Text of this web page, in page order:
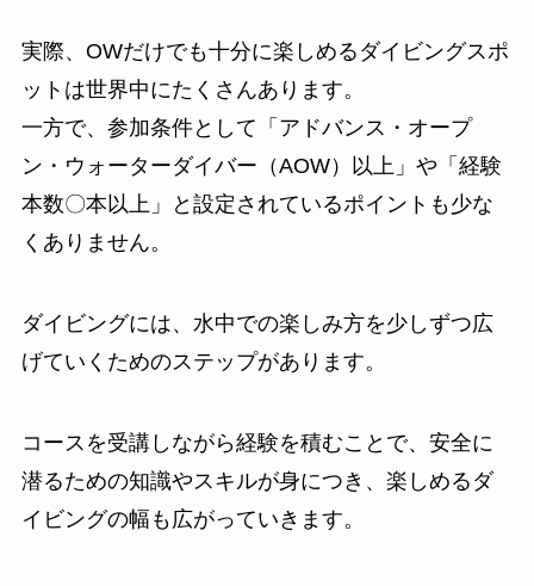
実際、OWだけでも十分に楽しめるダイビングスポ
ットは世界中にたくさんあります。
一方で、参加条件として「アドバンス・オープ
ン・ウォーターダイバー（AOW）以上」や「経験
本数〇本以上」と設定されているポイントも少な
くありません。
ダイビングには、水中での楽しみ方を少しずつ広
げていくためのステップがあります。
コースを受講しながら経験を積むことで、安全に
潜るための知識やスキルが身につき、楽しめるダ
イビングの幅も広がっていきます。